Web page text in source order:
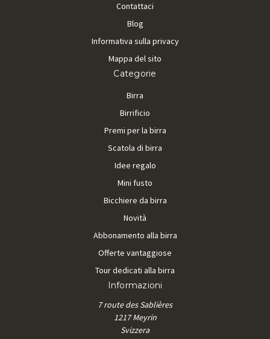
Contattaci
Blog
Informativa sulla privacy
Mappa del sito
Categorie
Birra
Birrificio
Premi per la birra
Scatola di birra
Idee regalo
Mini fusto
Bicchiere da birra
Novità
Abbonamento alla birra
Offerte vantaggiose
Tour dedicati alla birra
Informazioni
7 route des Sablières
1217 Meyrin
Svizzera